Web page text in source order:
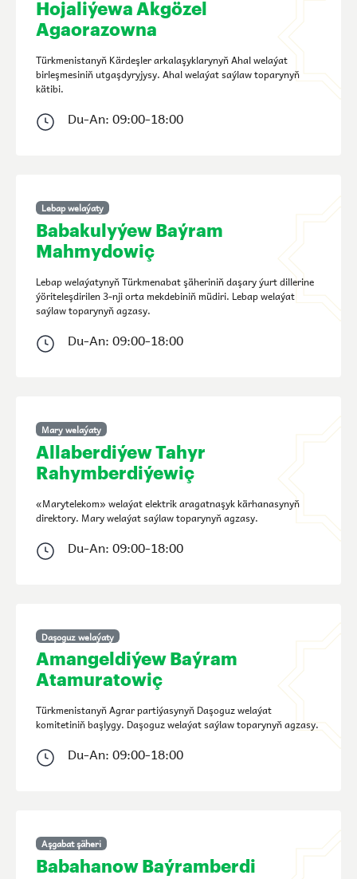
Hojaliýewa Akgözel
Agaorazowna
Türkmenistanyň Kärdeşler arkalaşyklarynyň Ahal welaýat
birleşmesiniň utgaşdyryjysy. Ahal welaýat saýlaw toparynyň
kätibi.
Du-An: 09:00-18:00
Lebap welaýaty
Babakulyýew Baýram
Mahmydowiç
Lebap welaýatynyň Türkmenabat şäheriniň daşary ýurt dillerine
ýöriteleşdirilen 3-nji orta mekdebiniň müdiri. Lebap welaýat
saýlaw toparynyň agzasy.
Du-An: 09:00-18:00
Mary welaýaty
Allaberdiýew Tahyr
Rahymberdiýewiç
«Marytelekom» welaýat elektrik aragatnaşyk kärhanasynyň
direktory. Mary welaýat saýlaw toparynyň agzasy.
Du-An: 09:00-18:00
Daşoguz welaýaty
Amangeldiýew Baýram
Atamuratowiç
Türkmenistanyň Agrar partiýasynyň Daşoguz welaýat
komitetiniň başlygy. Daşoguz welaýat saýlaw toparynyň agzasy.
Du-An: 09:00-18:00
Aşgabat şäheri
Babahanow Baýramberdi